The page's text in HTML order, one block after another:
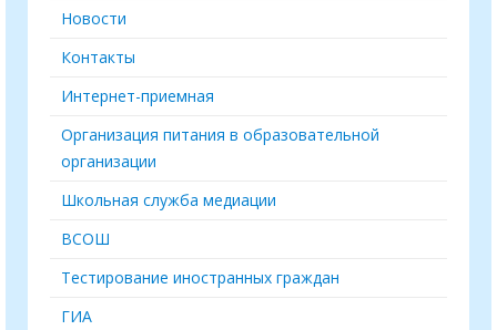
Новости
Контакты
Интернет-приемная
Организация питания в образовательной
организации
Школьная служба медиации
ВСОШ
Тестирование иностранных граждан
ГИА